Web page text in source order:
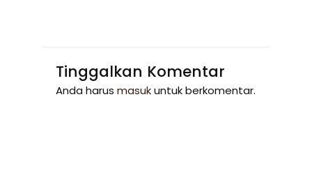
Tinggalkan Komentar
Anda harus masukuntuk berkomentar.